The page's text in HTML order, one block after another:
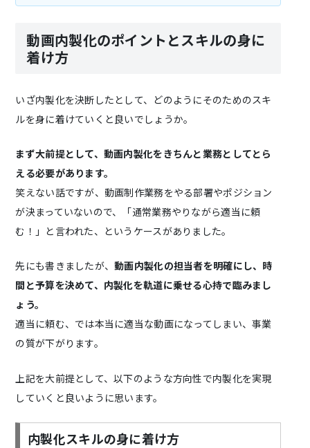
動画内製化のポイントとスキルの身に
着け方
いざ内製化を決断したとして、どのようにそのためのスキ
ルを身に着けていくと良いでしょうか。
まず大前提として、動画内製化をきちんと業務としてとら
える必要があります。
笑えない話ですが、動画制作業務をやる部署やポジション
が決まっていないので、「通常業務やりながら適当に頼
む！」と言われた、というケースがありました。
先にも書きましたが、動画内製化の担当者を明確にし、時
間と予算を決めて、内製化を軌道に乗せる心持で臨みまし
ょう。
適当に頼む、では本当に適当な動画になってしまい、事業
の質が下がります。
上記を大前提として、以下のような方向性で内製化を実現
していくと良いように思います。
内製化スキルの身に着け方